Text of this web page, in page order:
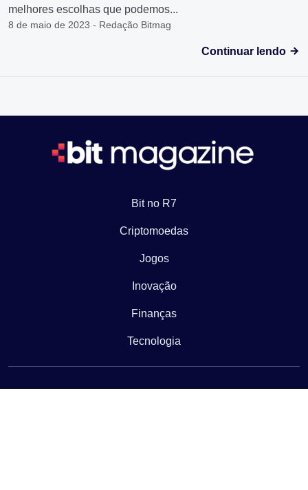
melhores escolhas que podemos...
8 de maio de 2023 - Redação Bitmag
Continuar lendo
Bit no R7
Criptomoedas
Jogos
Inovação
Finanças
Tecnologia